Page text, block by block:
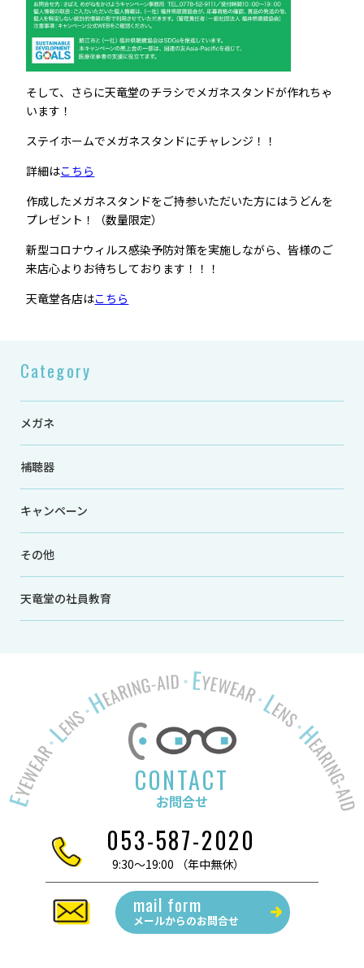
そして、さらに天竜堂のチラシでメガネスタンドが作れちゃ
います！
ステイホームでメガネスタンドにチャレンジ！！
詳細はこちら
作成したメガネスタンドをご持参いただいた方にはうどんを
プレゼント！（数量限定）
新型コロナウィルス感染予防対策を実施しながら、皆様のご
来店心よりお待ちしております！！！
天竜堂各店はこちら
Category
メガネ
補聴器
キャンペーン
その他
天竜堂の社員教育
CONTACT
お問合せ
053-587-2020
9:30～19:00 （年中無休）
mail form
メールからのお問合せ